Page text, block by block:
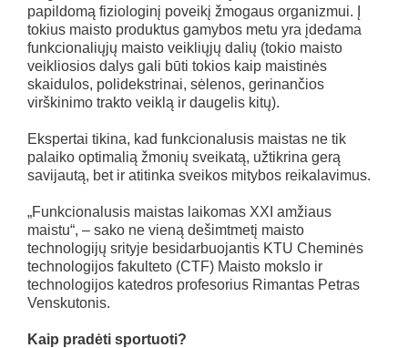
papildomą fiziologinį poveikį žmogaus organizmui. Į
tokius maisto produktus gamybos metu yra įdedama
funkcionaliųjų maisto veikliųjų dalių (tokio maisto
veikliosios dalys gali būti tokios kaip maistinės
skaidulos, polidekstrinai, sėlenos, gerinančios
virškinimo trakto veiklą ir daugelis kitų).
Ekspertai tikina, kad funkcionalusis maistas ne tik
palaiko optimalią žmonių sveikatą, užtikrina gerą
savijautą, bet ir atitinka sveikos mitybos reikalavimus.
„Funkcionalusis maistas laikomas XXI amžiaus
maistu“, – sako ne vieną dešimtmetį maisto
technologijų srityje besidarbuojantis KTU Cheminės
technologijos fakulteto (CTF) Maisto mokslo ir
technologijos katedros profesorius Rimantas Petras
Venskutonis.
Kaip pradėti sportuoti?